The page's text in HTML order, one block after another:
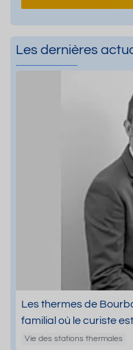
Les dernières
Les thermes de
familial où le curiste
Vie des stations thermales